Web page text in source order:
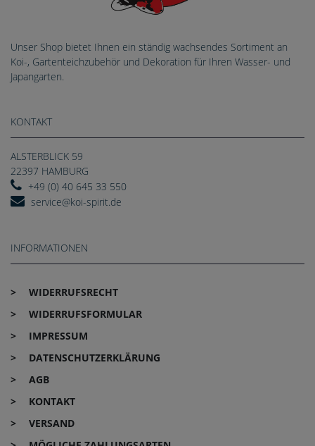
Unser Shop bietet Ihnen ein ständig wachsendes Sortiment an
Koi-, Gartenteichzubehör und Dekoration für Ihren Wasser- und
Japangarten.
KONTAKT
ALSTERBLICK 59
22397 HAMBURG
+49 (0) 40 645 33 550
service@koi-spirit.de
INFORMATIONEN
WIDERRUFS­RECHT
WIDERRUFS­FORMULAR
IMPRESSUM
DATEN­SCHUTZ­ERKLÄRUNG
AGB
KONTAKT
VERSAND